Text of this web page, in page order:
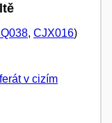
, CJX016)
v cizím